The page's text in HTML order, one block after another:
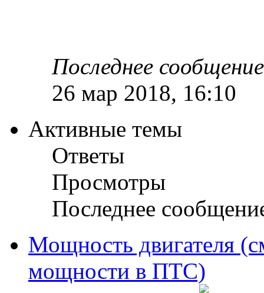
Последнее сообщение
26 мар 2018, 16:10
Активные темы
Ответы
Просмотры
Последнее
Мощность двигателя
мощности в ПТС)